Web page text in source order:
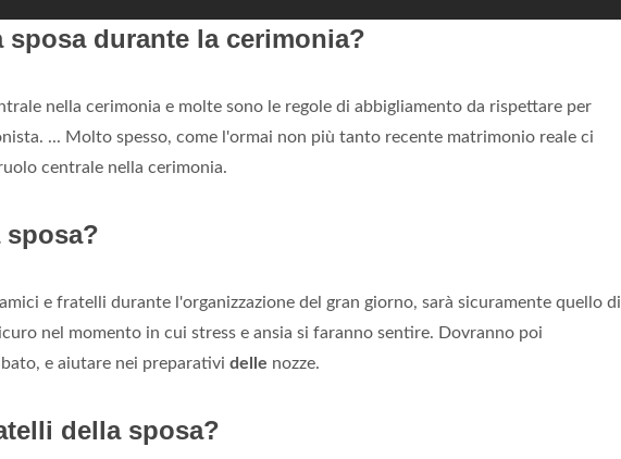
sposa durante la cerimonia?
nella cerimonia e molte sono le regole di abbigliamento da rispettare per
... Molto spesso, come l'ormai non più tanto recente matrimonio reale ci
centrale nella cerimonia.
sposa?
e fratelli durante l'organizzazione del gran giorno, sarà sicuramente quello di
nel momento in cui stress e ansia si faranno sentire. Dovranno poi
e aiutare nei preparativi delle nozze.
della sposa?